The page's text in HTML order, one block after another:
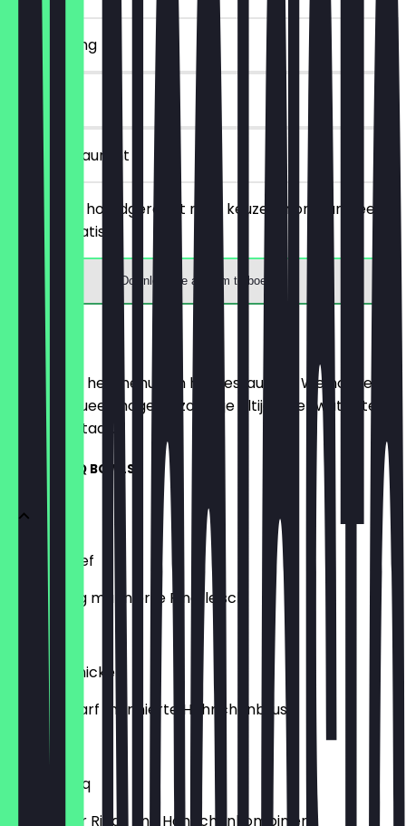
~€ 4 korting
30 dagen
in het restaurant
Bestel een hoofdgerecht naar keuze en ontvang een
drankje gratis.
Download de app om te boeken
Menu
Hier vind je het menu van het restaurant. We houden
het zo actueel mogelijk, zodat je altijd weet wat je te
wachten staat.
KOREAN BBQ BOWLS
Bulgogi Beef
Süß-würzig marinierte Rindfleisch
€ 11,90
Hotgogi Chicken
Leicht scharf marinierte Hähnchenbrust
€ 9,90
Special Bbq
Marinierter Rind- und Hähnchenkombiniert